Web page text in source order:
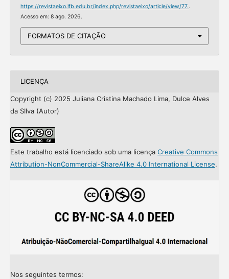
https://revistaeixo.ifb.edu.br/index.php/revistaeixo/article/view/77..
Acesso em: 8 ago. 2026.
FORMATOS DE CITAÇÃO
LICENÇA
Copyright (c) 2025 Juliana Cristina Machado Lima, Dulce Alves
da SIlva (Autor)
Este trabalho está licenciado sob uma licença Creative Commons
Attribution-NonCommercial-ShareAlike 4.0 International License.
Nos seguintes termos: